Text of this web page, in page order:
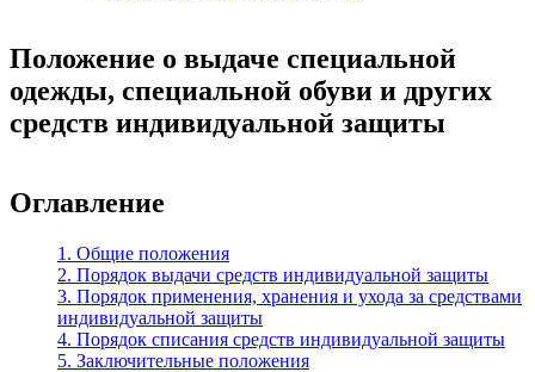
Положение о выдаче специальной
одежды, специальной обуви и других
средств индивидуальной защиты
Оглавление
1. Общие положения
2. Порядок выдачи средств индивидуальной защиты
3. Порядок применения, хранения и ухода за средствами
индивидуальной защиты
4. Порядок списания средств индивидуальной защиты
5. Заключительные положения